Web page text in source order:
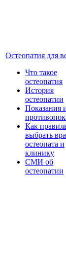
Остеопатия для
Что такое
остеопатия
История
остеопатии
Показания
Как
выбрать
остеопата и
клинику
СМИ об
остеопатии